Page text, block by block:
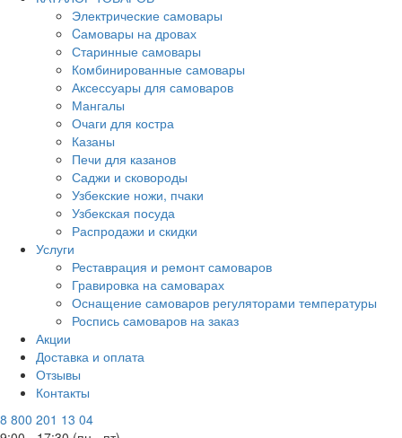
Электрические самовары
Cамовары на дровах
Старинные самовары
Комбинированные самовары
Аксессуары для самоваров
Мангалы
Очаги для костра
Казаны
Печи для казанов
Саджи и сковороды
Узбекские ножи, пчаки
Узбекская посуда
Распродажи и скидки
Услуги
Реставрация и ремонт самоваров
Гравировка на самоварах
Оснащение самоваров регуляторами температуры
Роспись самоваров на заказ
Акции
Доставка и оплата
Отзывы
Контакты
8 800 201 13 04